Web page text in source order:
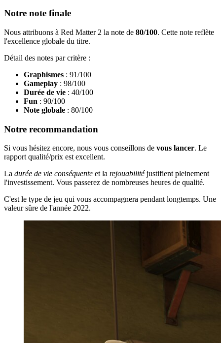
Notre note finale
Nous attribuons à Red Matter 2 la note de 80/100. Cette note reflète
l'excellence globale du titre.
Détail des notes par critère :
Graphismes : 91/100
Gameplay : 98/100
Durée de vie : 40/100
Fun : 90/100
Note globale : 80/100
Notre recommandation
Si vous hésitez encore, nous vous conseillons de vous lancer. Le
rapport qualité/prix est excellent.
La durée de vie conséquente et la rejouabilitéjustifient pleinement
l'investissement. Vous passerez de nombreuses heures de qualité.
C'est le type de jeu qui vous accompagnera pendant longtemps. Une
valeur sûre de l'année 2022.